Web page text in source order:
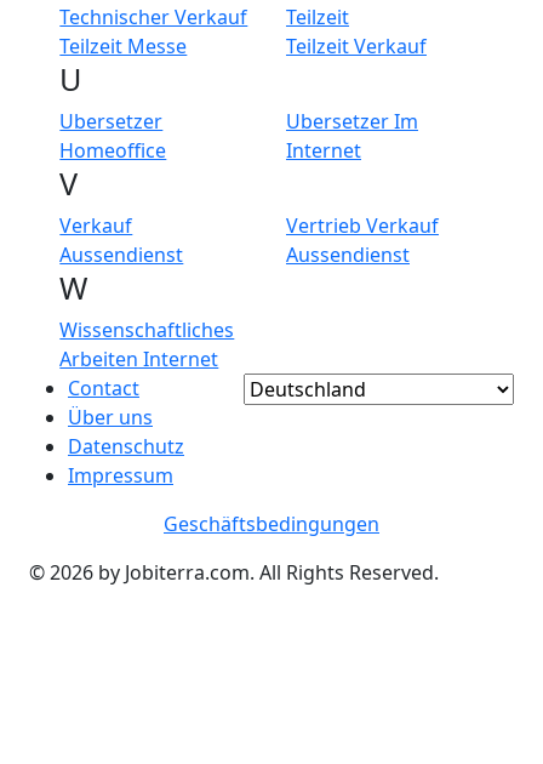
Technischer Verkauf
Teilzeit
Teilzeit Messe
Teilzeit Verkauf
U
Ubersetzer
Homeoffice
Ubersetzer Im
Internet
V
Verkauf
Aussendienst
Vertrieb Verkauf
Aussendienst
W
Wissenschaftliches
Arbeiten Internet
Contact
Über uns
Datenschutz
Impressum
Geschäftsbedingungen
© 2026 by Jobiterra.com. All Rights Reserved.